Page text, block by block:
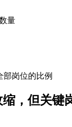
量
部岗位的比例
，但关键